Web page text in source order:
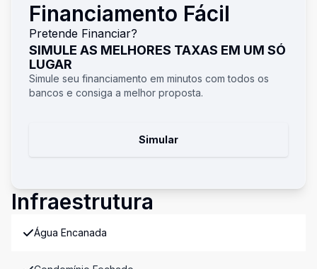
Financiamento Fácil
Pretende Financiar?
SIMULE AS MELHORES TAXAS EM UM SÓ
LUGAR
Simule seu financiamento em minutos com todos os
bancos e consiga a melhor proposta.
Simular
Infraestrutura
Água Encanada